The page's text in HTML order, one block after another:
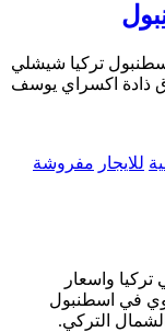
تركيا شيشلي
ذادة اكسراي يوسف
للايجار مفروشة
واسعار
في اسطنبول
التركي.